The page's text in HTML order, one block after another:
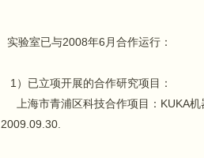
实验室已与2008年6月合作运行：
1）已立项开展的合作研究项目：
上海市青浦区科技合作项目：
2009.09.30.